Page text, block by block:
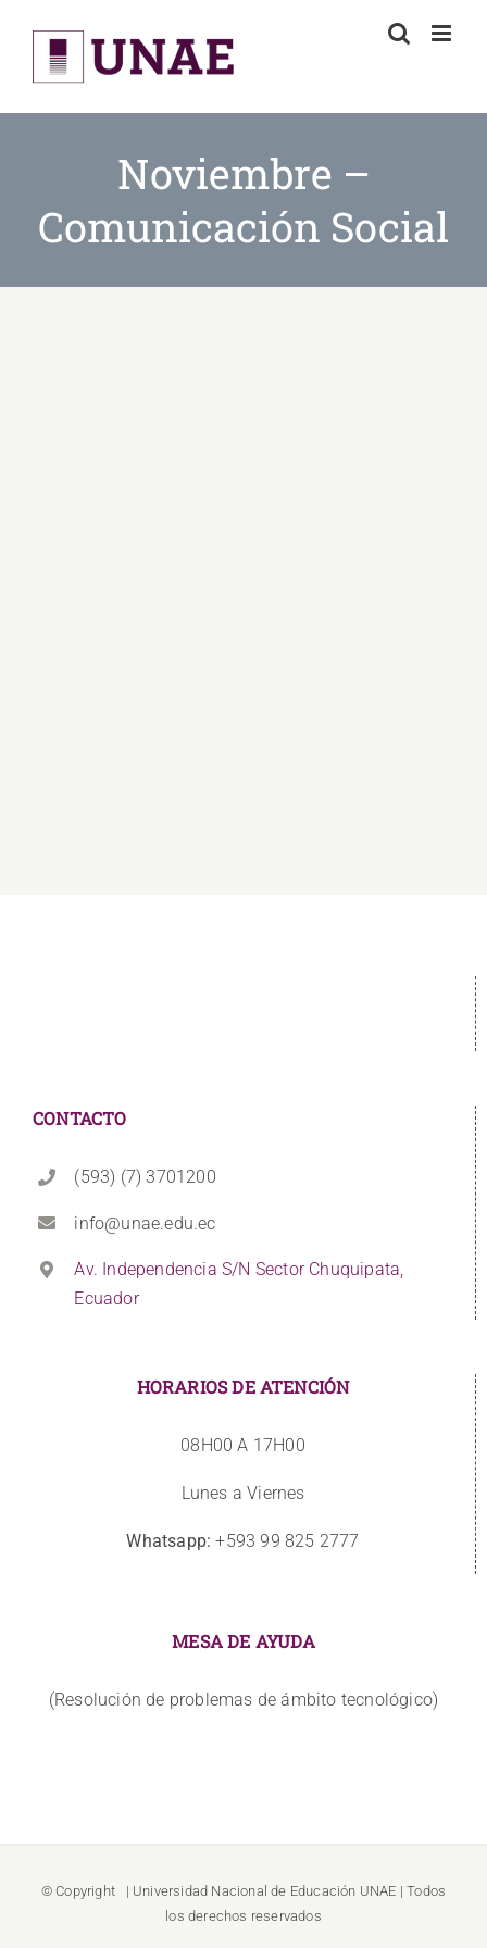
content
Noviembre –
Comunicación Social
CONTACTO
(593) (7) 3701200
info@unae.edu.ec
Av. Independencia S/N Sector Chuquipata,
Ecuador
HORARIOS DE ATENCIÓN
08H00 A 17H00
Lunes a Viernes
Whatsapp: +593 99 825 2777
MESA DE AYUDA
(Resolución de problemas de ámbito tecnológico)
© Copyright | Universidad Nacional de Educación UNAE | Todos
los derechos reservados